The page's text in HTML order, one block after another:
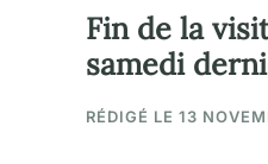
Fin de la
samedi
RÉDIGÉ LE 13